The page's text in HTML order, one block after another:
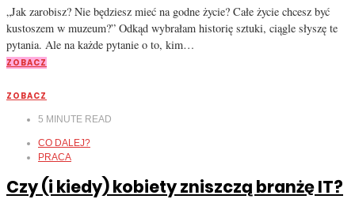
„Jak zarobisz? Nie będziesz mieć na godne życie? Całe życie chcesz być
kustoszem w muzeum?” ​Odkąd wybrałam historię sztuki, ciągle słyszę te
pytania. Ale na każde pytanie o to, kim…
ZOBACZ
ZOBACZ
5 MINUTE READ
CO DALEJ?
PRACA
Czy (i kiedy) kobiety zniszczą branżę IT?